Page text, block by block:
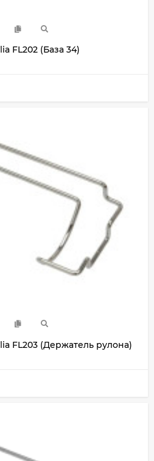
FL202 (База 34)
FL203 (Держатель рулона)